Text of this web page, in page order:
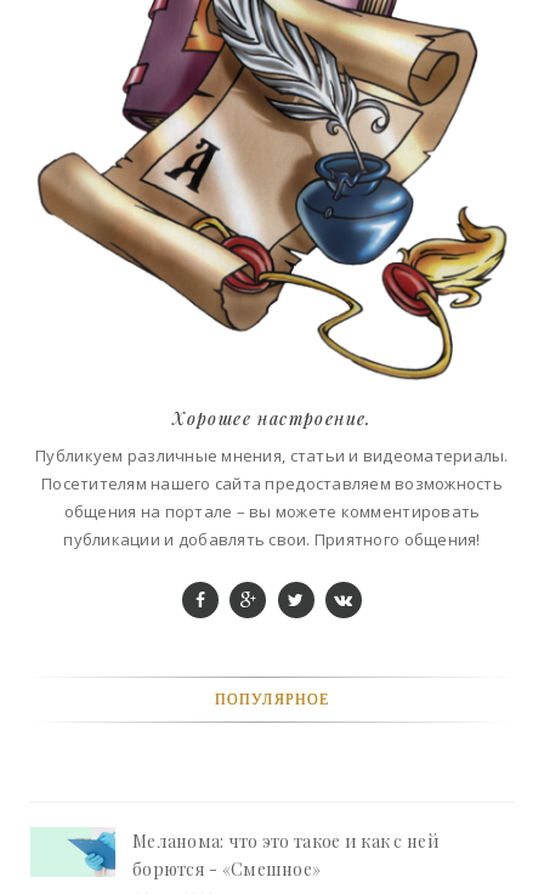
Хорошее настроение.
Публикуем различные мнения, статьи и видеоматериалы.
Посетителям нашего сайта предоставляем возможность
общения на портале – вы можете комментировать
публикации и добавлять свои. Приятного общения!
ПОПУЛЯРНОЕ
Меланома: что это такое и как с ней
борются - «Смешное»